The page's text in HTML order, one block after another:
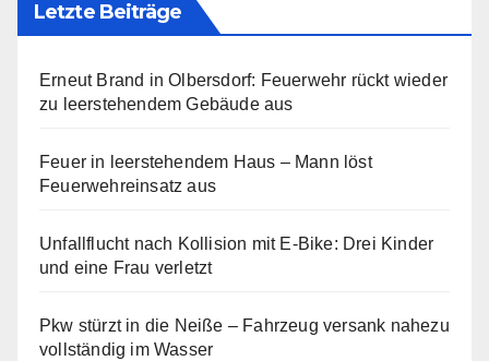
Letzte Beiträge
Erneut Brand in Olbersdorf: Feuerwehr rückt wieder
zu leerstehendem Gebäude aus
Feuer in leerstehendem Haus – Mann löst
Feuerwehreinsatz aus
Unfallflucht nach Kollision mit E-Bike: Drei Kinder
und eine Frau verletzt
Pkw stürzt in die Neiße – Fahrzeug versank nahezu
vollständig im Wasser